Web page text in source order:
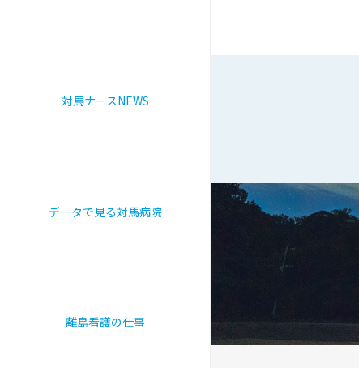
対馬ナースNEWS
データで見る対馬病院
離島看護の仕事